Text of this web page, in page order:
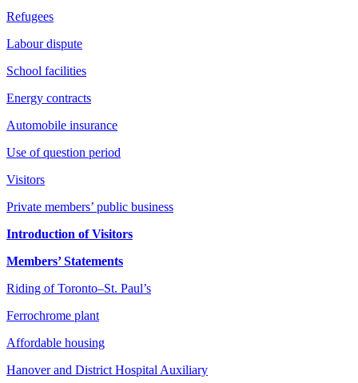
Refugees
Labour dispute
School facilities
Energy contracts
Automobile insurance
Use of question period
Visitors
Private members’ public business
Introduction of Visitors
Members’ Statements
Riding of Toronto–St. Paul’s
Ferrochrome plant
Affordable housing
Hanover and District Hospital Auxiliary